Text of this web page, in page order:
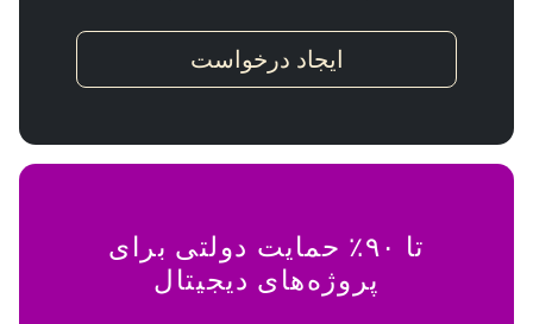
ایجاد درخواست
تا ۹۰٪ حمایت دولتی برای
پروژه‌های دیجیتال